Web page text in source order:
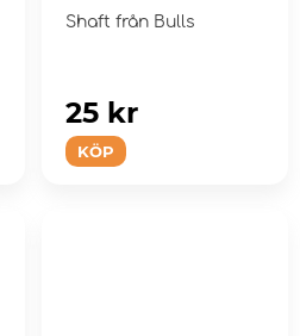
Shaft från Bulls
KÖP
25 kr